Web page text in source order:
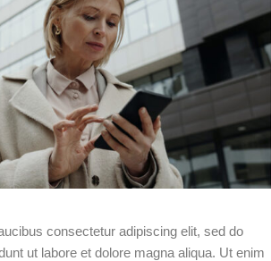
consectetur adipiscing elit, sed do
ut labore et dolore magna aliqua. Ut enim